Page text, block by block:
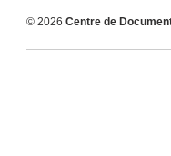
© 2026 Centre de